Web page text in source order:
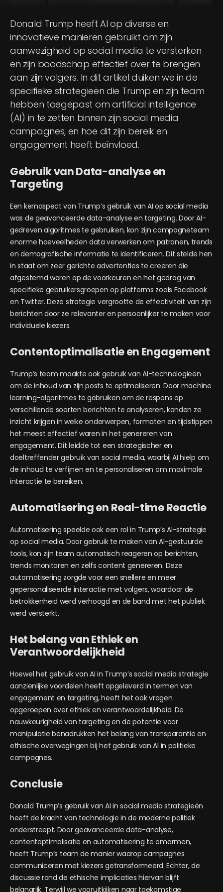
Donald Trump heeft AI op diverse en
innovatieve manieren gebruikt om zijn
aanwezigheid op social media te versterken
en zijn boodschap effectief over te brengen
aan zijn volgers. In dit artikel duiken we in de
specifieke strategieën die Trump en zijn team
hebben toegepast om artificial intelligence
(AI) in te zetten binnen zijn social media
campagnes, en hoe dit zijn bereik en
engagement heeft beïnvloed.
Gebruik van Data-analyse en
Targeting
Een kernaspect van Trump’s gebruik van AI op social media
was de geavanceerde data-analyse en targeting. Door AI-
gedreven algoritmes te gebruiken, kon zijn campagneteam
enorme hoeveelheden data verwerken om patronen, trends
en demografische informatie te identificeren. Dit stelde hen
in staat om zeer gerichte advertenties te creëren die
afgestemd waren op de voorkeuren en het gedrag van
specifieke gebruikersgroepen op platforms zoals Facebook
en Twitter. Deze strategie vergrootte de effectiviteit van zijn
berichten door ze relevanter en persoonlijker te maken voor
individuele kiezers.
Contentoptimalisatie en Engagement
Trump’s team maakte ook gebruik van AI-technologieën
om de inhoud van zijn posts te optimaliseren. Door machine
learning-algoritmes te gebruiken om de respons op
verschillende soorten berichten te analyseren, konden ze
inzicht krijgen in welke onderwerpen, formaten en tijdstippen
het meest effectief waren in het genereren van
engagement. Dit leidde tot een strategischer en
doeltreffender gebruik van social media, waarbij AI hielp om
de inhoud te verfijnen en te personaliseren om maximale
interactie te bereiken.
Automatisering en Real-time Reactie
Automatisering speelde ook een rol in Trump’s AI-strategie
op social media. Door gebruik te maken van AI-gestuurde
tools, kon zijn team automatisch reageren op berichten,
trends monitoren en zelfs content genereren. Deze
automatisering zorgde voor een snellere en meer
gepersonaliseerde interactie met volgers, waardoor de
betrokkenheid werd verhoogd en de band met het publiek
werd versterkt.
Het belang van Ethiek en
Verantwoordelijkheid
Hoewel het gebruik van AI in Trump’s social media strategie
aanzienlijke voordelen heeft opgeleverd in termen van
engagement en targeting, heeft het ook vragen
opgeroepen over ethiek en verantwoordelijkheid. De
nauwkeurigheid van targeting en de potentie voor
manipulatie benadrukken het belang van transparantie en
ethische overwegingen bij het gebruik van AI in politieke
campagnes.
Conclusie
Donald Trump’s gebruik van AI in social media strategieën
heeft de kracht van technologie in de moderne politiek
onderstreept. Door geavanceerde data-analyse,
contentoptimalisatie en automatisering te omarmen,
heeft Trump’s team de manier waarop campagnes
communiceren met kiezers getransformeerd. Echter, de
discussie rond de ethische implicaties hiervan blijft
belangrijk. Terwijl we vooruitkijken naar toekomstige